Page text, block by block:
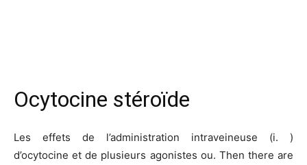
Ocytocine stéroïde
Les effets de l’administration intraveineuse (i. )
d’ocytocine et de plusieurs agonistes ou. Then there are